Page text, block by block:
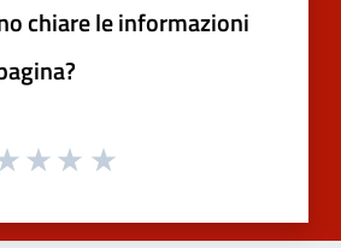
chiare le informazioni